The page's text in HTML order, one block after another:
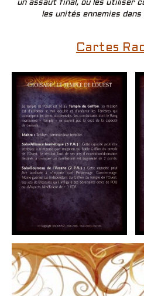
un assaut final, ou les utiliser
les unités ennemies
Cartes